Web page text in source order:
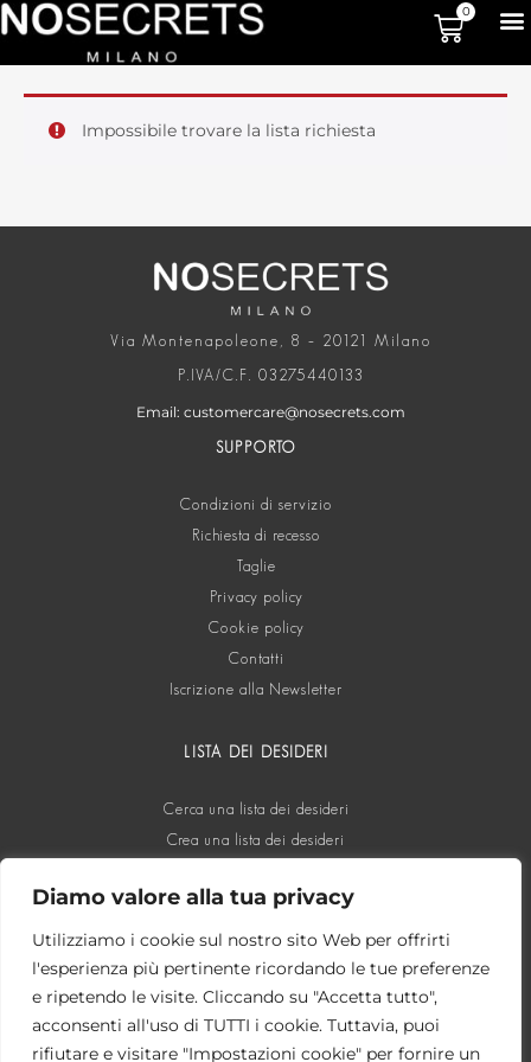
Diamo valore alla tua privacy
Utilizziamo i cookie sul nostro sito Web per offrirti
l'esperienza più pertinente ricordando le tue preferenze
e ripetendo le visite. Cliccando su "Accetta tutto",
acconsenti all'uso di TUTTI i cookie. Tuttavia, puoi
rifiutare e visitare "Impostazioni cookie" per fornire un
0
Impossibile trovare la lista richiesta
Via Montenapoleone, 8 – 20121 Milano
P.IVA/C.F. 03275440133
Email: customercare@nosecrets.com
SUPPORTO
Condizioni di servizio
Richiesta di recesso
Taglie
Privacy policy
Cookie policy
Contatti
Iscrizione alla Newsletter
LISTA DEI DESIDERI
Cerca una lista dei desideri
Crea una lista dei desideri
SOCIAL